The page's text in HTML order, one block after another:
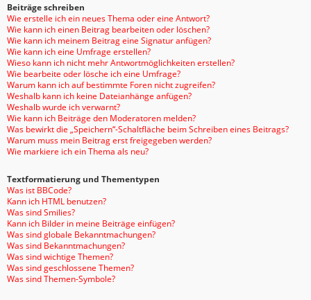
Beiträge schreiben
Wie erstelle ich ein neues Thema oder eine Antwort?
Wie kann ich einen Beitrag bearbeiten oder löschen?
Wie kann ich meinem Beitrag eine Signatur anfügen?
Wie kann ich eine Umfrage erstellen?
Wieso kann ich nicht mehr Antwortmöglichkeiten erstellen?
Wie bearbeite oder lösche ich eine Umfrage?
Warum kann ich auf bestimmte Foren nicht zugreifen?
Weshalb kann ich keine Dateianhänge anfügen?
Weshalb wurde ich verwarnt?
Wie kann ich Beiträge den Moderatoren melden?
Was bewirkt die „Speichern“-Schaltfläche beim Schreiben eines Beitrags?
Warum muss mein Beitrag erst freigegeben werden?
Wie markiere ich ein Thema als neu?
Textformatierung und Thementypen
Was ist BBCode?
Kann ich HTML benutzen?
Was sind Smilies?
Kann ich Bilder in meine Beiträge einfügen?
Was sind globale Bekanntmachungen?
Was sind Bekanntmachungen?
Was sind wichtige Themen?
Was sind geschlossene Themen?
Was sind Themen-Symbole?